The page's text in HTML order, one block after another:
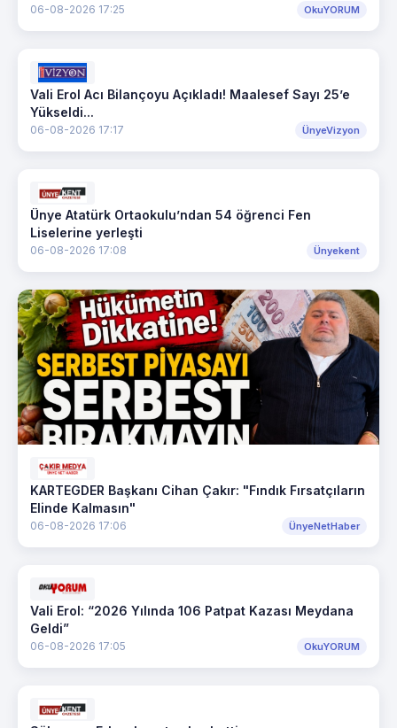
06-08-2026 17:25 OkuYORUM
Vali Erol Acı Bilançoyu Açıkladı! Maalesef Sayı 25’e
Yükseldi...
06-08-2026 17:17 ÜnyeVizyon
Ünye Atatürk Ortaokulu’ndan 54 öğrenci Fen
Liselerine yerleşti
06-08-2026 17:08 Ünyekent
KARTEGDER Başkanı Cihan Çakır: "Fındık Fırsatçıların
Elinde Kalmasın"
06-08-2026 17:06 ÜnyeNetHaber
Vali Erol: “2026 Yılında 106 Patpat Kazası Meydana
Geldi”
06-08-2026 17:05 OkuYORUM